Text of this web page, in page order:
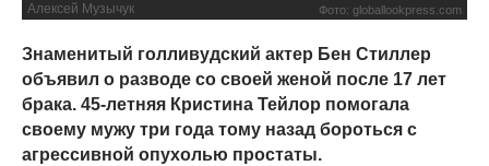
Алексей Музычук Фото: globallookpress.com
Знаменитый голливудский актер Бен Стиллер
объявил о разводе со своей женой после 17 лет
брака. 45-летняя Кристина Тейлор помогала
своему мужу три года тому назад бороться с
агрессивной опухолью простаты.